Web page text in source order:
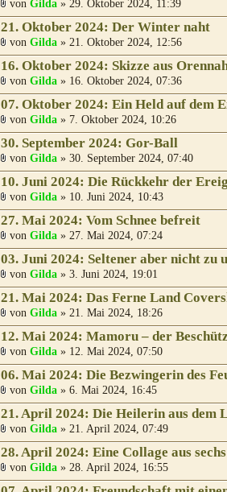
von Gilda » 29. Oktober 2024, 11:39
21. Oktober 2024: Der Winter naht
von Gilda » 21. Oktober 2024, 12:56
16. Oktober 2024: Skizze aus
von Gilda » 16. Oktober 2024, 07:36
07. Oktober 2024: Ein Held auf dem
von Gilda » 7. Oktober 2024, 10:26
30. September 2024: Gor-Ball
von Gilda » 30. September 2024, 07:40
10. Juni 2024: Die Rückkehr der
von Gilda » 10. Juni 2024, 10:43
27. Mai 2024: Vom Schnee befreit
von Gilda » 27. Mai 2024, 07:24
03. Juni 2024: Seltener aber nicht zu
von Gilda » 3. Juni 2024, 19:01
21. Mai 2024: Das Ferne Land
von Gilda » 21. Mai 2024, 18:26
12. Mai 2024: Mamoru – der
von Gilda » 12. Mai 2024, 07:50
06. Mai 2024: Die Bezwingerin des
von Gilda » 6. Mai 2024, 16:45
21. April 2024: Die Heilerin aus dem
von Gilda » 21. April 2024, 07:49
28. April 2024: Eine Collage aus
von Gilda » 28. April 2024, 16:55